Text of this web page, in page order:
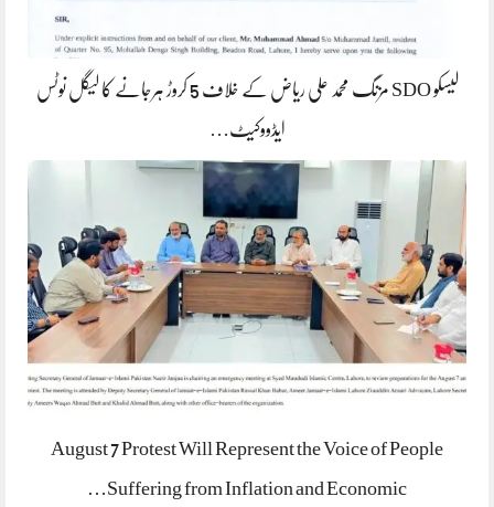
لیسکو SDO مزنگ محمد علی ریاض کے خلاف 5 کروڑ ہرجانے کا لیگل نوٹس
ایڈووکیٹ…
August 7 Protest Will Represent the Voice of People
Suffering from Inflation and Economic…